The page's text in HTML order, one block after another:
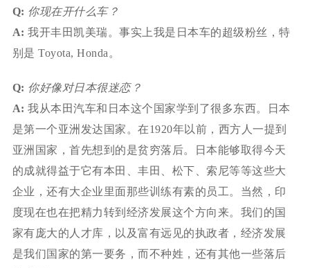
Q: 你现在开什么车？
A: 我开丰田凯美瑞。事实上我是日本车的超级粉丝，特
别是 Toyota, Honda。
Q: 你好像对日本很迷恋？
A: 我从本田汽车和日本这个国家学到了很多东西。日本
是第一个亚洲发达国家。在1920年以前，西方人一提到
亚洲国家，首先想到的是贫穷落后。日本能够取得今天
的成就得益于它有本田、丰田、松下、索尼等等这些大
企业，还有大企业里面那些训练有素的员工。当然，印
度现在也在把精力转到经济发展这个方向来。我们的国
家有庞大的人才库，以及富有远见的执政者，经济发展
是我们国家的第一要务，而不种姓，还有其他一些落后